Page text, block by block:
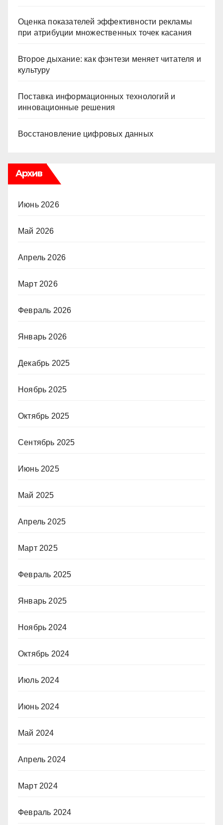
Оценка показателей эффективности рекламы
при атрибуции множественных точек касания
Второе дыхание: как фэнтези меняет читателя и
культуру
Поставка информационных технологий и
инновационные решения
Восстановление цифровых данных
Архив
Июнь 2026
Май 2026
Апрель 2026
Март 2026
Февраль 2026
Январь 2026
Декабрь 2025
Ноябрь 2025
Октябрь 2025
Сентябрь 2025
Июнь 2025
Май 2025
Апрель 2025
Март 2025
Февраль 2025
Январь 2025
Ноябрь 2024
Октябрь 2024
Июль 2024
Июнь 2024
Май 2024
Апрель 2024
Март 2024
Февраль 2024